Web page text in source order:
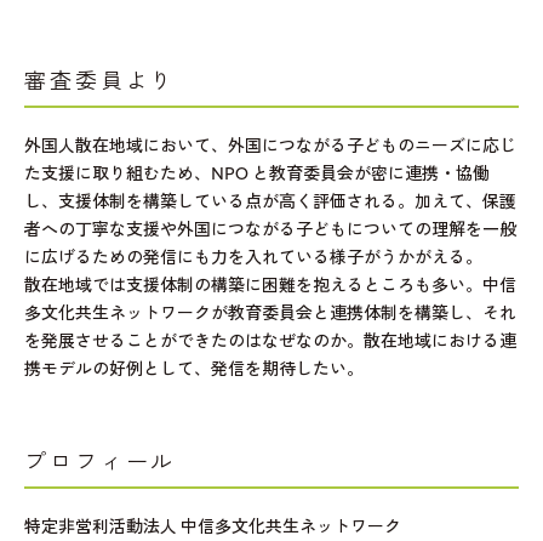
審査委員より
外国人散在地域において、外国につながる子どものニーズに応じ
た支援に取り組むため、NPO と教育委員会が密に連携・協働
し、支援体制を構築している点が高く評価される。加えて、保護
者への丁寧な支援や外国につながる子どもについての理解を一般
に広げるための発信にも力を入れている様子がうかがえる。
散在地域では支援体制の構築に困難を抱えるところも多い。中信
多文化共生ネットワークが教育委員会と連携体制を構築し、それ
を発展させることができたのはなぜなのか。散在地域における連
携モデルの好例として、発信を期待したい。
プロフィール
特定非営利活動法人 中信多文化共生ネットワーク